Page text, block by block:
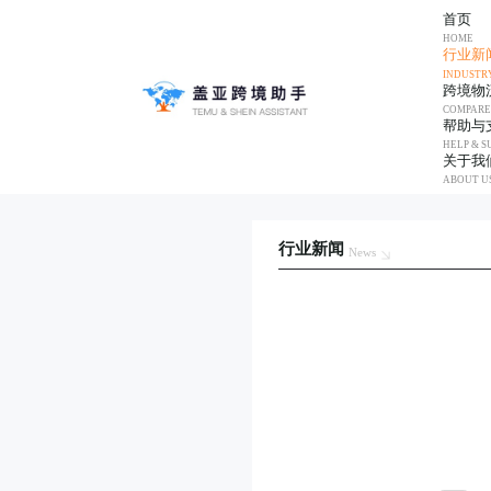
首页
HOME
行业新
跨境物
帮助与
HELP &
关于我
ABOUT
行业新闻 News